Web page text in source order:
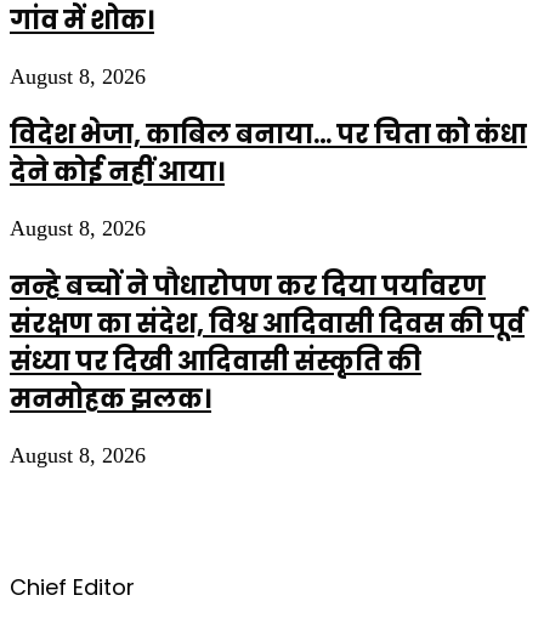
गांव में शोक।
August 8, 2026
विदेश भेजा, काबिल बनाया… पर चिता को कंधा
देने कोई नहीं आया।
August 8, 2026
नन्हे बच्चों ने पौधारोपण कर दिया पर्यावरण
संरक्षण का संदेश, विश्व आदिवासी दिवस की पूर्व
संध्या पर दिखी आदिवासी संस्कृति की
मनमोहक झलक।
August 8, 2026
Chief Editor